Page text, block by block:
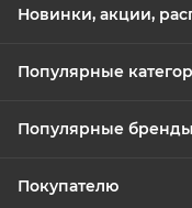
Новинки, акции,
Популярные
Популярные бренды
Покупателю